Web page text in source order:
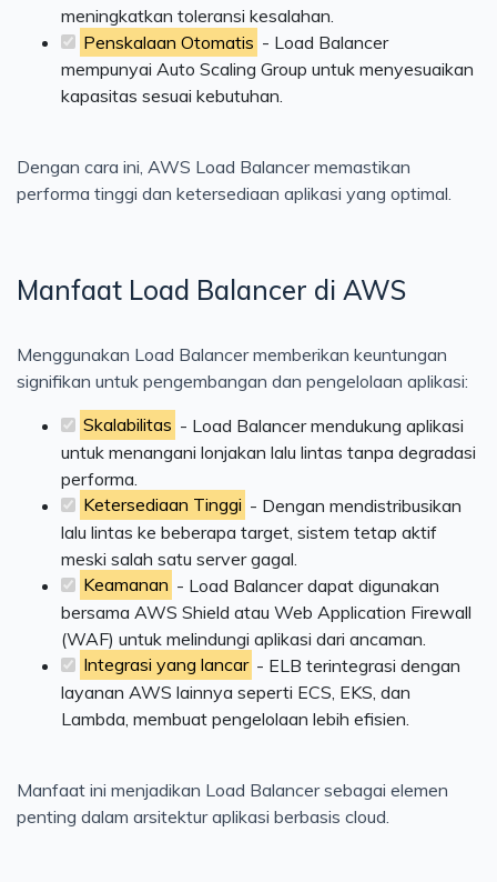
meningkatkan toleransi kesalahan.
Penskalaan Otomatis - Load Balancer
mempunyai Auto Scaling Group untuk menyesuaikan
kapasitas sesuai kebutuhan.
Dengan cara ini, AWS Load Balancer memastikan
performa tinggi dan ketersediaan aplikasi yang optimal.
Manfaat Load Balancer di AWS
Menggunakan Load Balancer memberikan keuntungan
signifikan untuk pengembangan dan pengelolaan aplikasi:
Skalabilitas - Load Balancer mendukung aplikasi
untuk menangani lonjakan lalu lintas tanpa degradasi
performa.
Ketersediaan Tinggi - Dengan mendistribusikan
lalu lintas ke beberapa target, sistem tetap aktif
meski salah satu server gagal.
Keamanan - Load Balancer dapat digunakan
bersama AWS Shield atau Web Application Firewall
(WAF) untuk melindungi aplikasi dari ancaman.
Integrasi yang lancar - ELB terintegrasi dengan
layanan AWS lainnya seperti ECS, EKS, dan
Lambda, membuat pengelolaan lebih efisien.
Manfaat ini menjadikan Load Balancer sebagai elemen
penting dalam arsitektur aplikasi berbasis cloud.